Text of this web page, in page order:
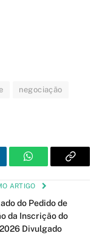
negociação
WhatsAppCopy
ARTIGO
do Pedido de
da Inscrição do
Divulgado